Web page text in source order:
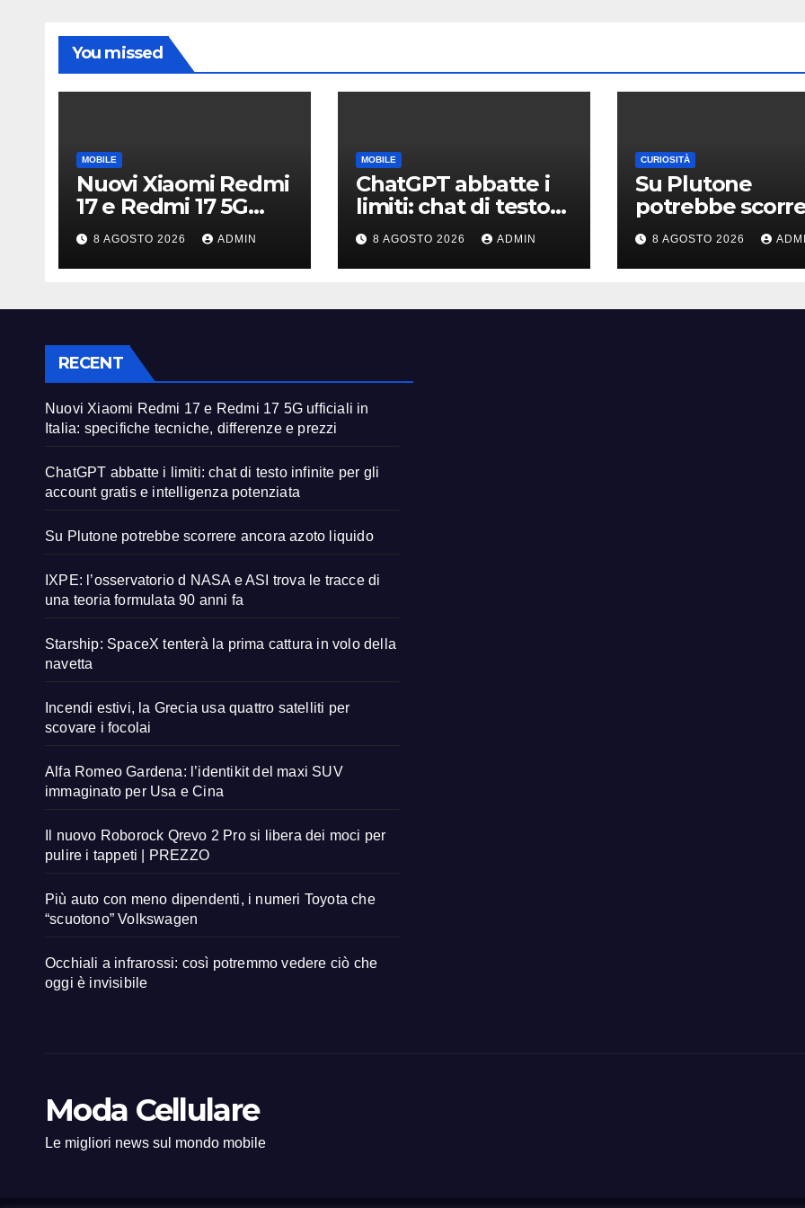
You missed
MOBILE
Nuovi Xiaomi Redmi
17 e Redmi 17 5G
ufficiali in Italia:
specifiche tecniche,
differenze e prezzi
8 AGOSTO 2026 ADMIN
MOBILE
ChatGPT abbatte i
limiti: chat di testo
infinite per gli
account gratis e
intelligenza
8 AGOSTO 2026 ADMIN
CURIOSITÀ
Su Plutone
potrebbe
ancora azoto
8 AGOSTO 2026
RECENT
Nuovi Xiaomi Redmi 17 e Redmi 17 5G ufficiali in
Italia: specifiche tecniche, differenze e prezzi
ChatGPT abbatte i limiti: chat di testo infinite per gli
account gratis e intelligenza potenziata
Su Plutone potrebbe scorrere ancora azoto liquido
IXPE: l’osservatorio d NASA e ASI trova le tracce di
una teoria formulata 90 anni fa
Starship: SpaceX tenterà la prima cattura in volo della
navetta
Incendi estivi, la Grecia usa quattro satelliti per
scovare i focolai
Alfa Romeo Gardena: l’identikit del maxi SUV
immaginato per Usa e Cina
Il nuovo Roborock Qrevo 2 Pro si libera dei moci per
pulire i tappeti | PREZZO
Più auto con meno dipendenti, i numeri Toyota che
“scuotono” Volkswagen
Occhiali a infrarossi: così potremmo vedere ciò che
oggi è invisibile
Moda Cellulare
Le migliori news sul mondo mobile